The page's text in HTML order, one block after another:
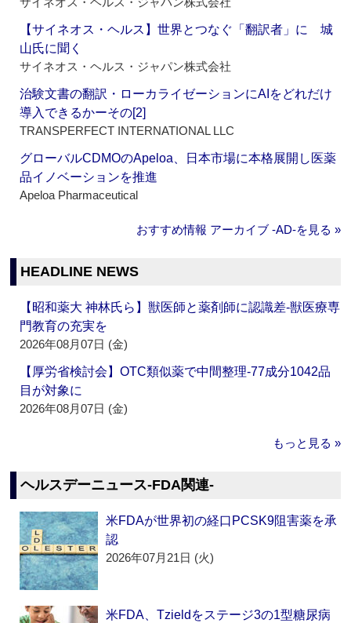
【サイネオス・ヘルス】世界とつなぐ「翻訳者」に 城
山氏に聞く
サイネオス・ヘルス・ジャパン株式会社
治験文書の翻訳・ローカライゼーションにAIをどれだけ
導入できるかーその[2]
TRANSPERFECT INTERNATIONAL LLC
グローバルCDMOのApeloa、日本市場に本格展開し医薬
品イノベーションを推進
Apeloa Pharmaceutical
おすすめ情報 アーカイブ ‐AD‐を見る »
HEADLINE NEWS
【昭和薬大 神林氏ら】獣医師と薬剤師に認識差‐獣医療専
門教育の充実を
2026年08月07日 (金)
【厚労省検討会】OTC類似薬で中間整理‐77成分1042品
目が対象に
2026年08月07日 (金)
もっと見る »
ヘルスデーニュース‐FDA関連‐
米FDAが世界初の経口PCSK9阻害薬を承
認
2026年07月21日 (火)
米FDA、Tzieldをステージ3の1型糖尿病